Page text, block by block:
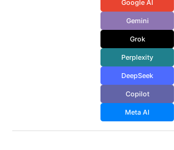
Google AI
Gemini
Grok
Perplexity
DeepSeek
Copilot
Meta AI